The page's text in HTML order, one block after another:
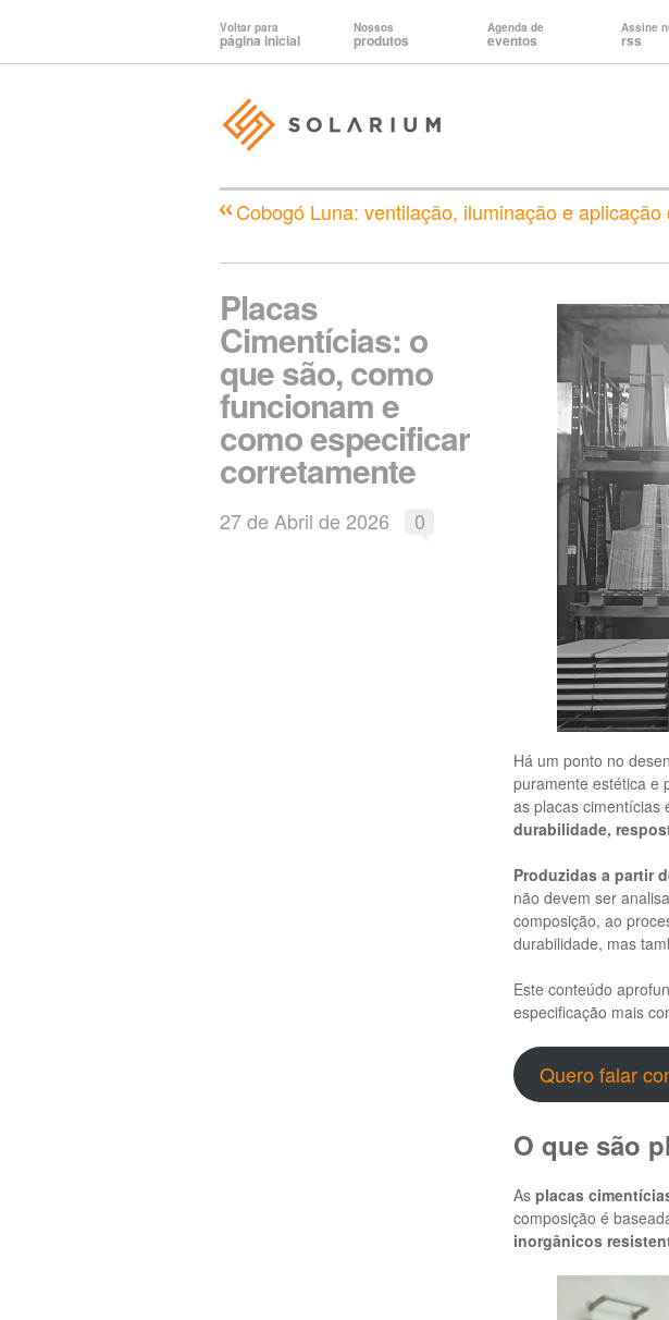
Voltar para
página inicial
Nossos
produtos
Agenda de
eventos
Assine
rss
Cobogó Luna: ventilação, iluminação e
Placas
Cimentícias: o
que são, como
funcionam e
como especificar
corretamente
27 de Abril de 2026 0
Há um ponto no
puramente estética e
as placas cimentícias
durabilidade,
Produzidas a partir
não devem ser
composição, ao
durabilidade, mas
Este conteúdo
especificação mais
Quero falar
O que são
As placas
composição é
inorgânicos